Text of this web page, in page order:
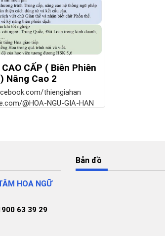
CAO CẤP ( Biên Phiên
Nâng Cao 2
thiengiahan
@HOA-NGU-GIA-HAN
HOA NGỮ
63 39 29
Bản đồ